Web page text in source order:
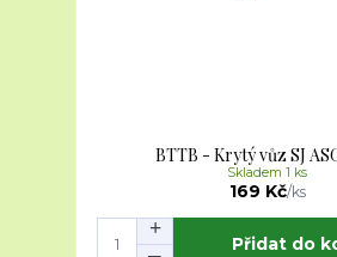
BTTB - Krytý vůz SJ
169 Kč/ks
Skladem 1 ks
Přidat do